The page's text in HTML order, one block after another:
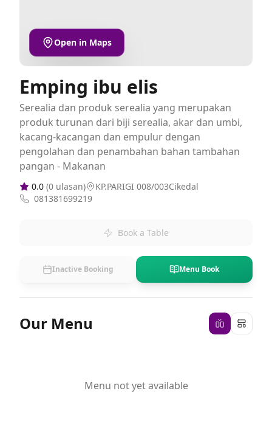
Open in Maps
Emping ibu elis
Serealia dan produk serealia yang merupakan
produk turunan dari biji serealia, akar dan umbi,
kacang-kacangan dan empulur dengan
pengolahan dan penambahan bahan tambahan
pangan - Makanan
0.0 (0 ulasan)
KP.PARIGI 008/003Cikedal
081381699219
Book a Table
Inactive Booking Menu Book
Our Menu
Menu not yet available